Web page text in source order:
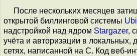
После нескольких месяцев
открытой биллинговой системы
надстройкой над ядром Stargazer,
учёта и авторизации в
сетях, написанной на C. Код веб-